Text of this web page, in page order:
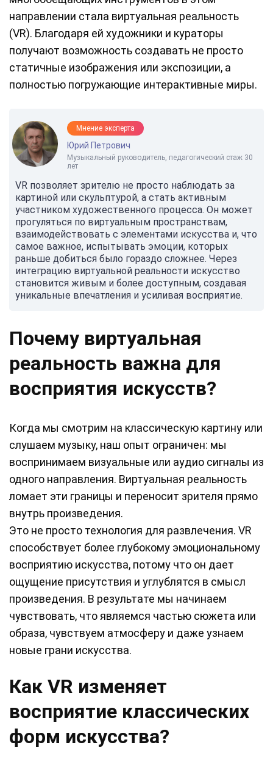
направлении стала виртуальная реальность
(VR). Благодаря ей художники и кураторы
получают возможность создавать не просто
статичные изображения или экспозиции, а
полностью погружающие интерактивные миры.
Мнение эксперта
Юрий Петрович
Музыкальный руководитель, педагогический стаж 30
лет
VR позволяет зрителю не просто наблюдать за
картиной или скульптурой, а стать активным
участником художественного процесса. Он может
прогуляться по виртуальным пространствам,
взаимодействовать с элементами искусства и, что
самое важное, испытывать эмоции, которых
раньше добиться было гораздо сложнее. Через
интеграцию виртуальной реальности искусство
становится живым и более доступным, создавая
уникальные впечатления и усиливая восприятие.
Почему виртуальная
реальность важна для
восприятия искусств?
Когда мы смотрим на классическую картину или
слушаем музыку, наш опыт ограничен: мы
воспринимаем визуальные или аудио сигналы из
одного направления. Виртуальная реальность
ломает эти границы и переносит зрителя прямо
внутрь произведения.
Это не просто технология для развлечения. VR
способствует более глубокому эмоциональному
восприятию искусства, потому что он дает
ощущение присутствия и углублятся в смысл
произведения. В результате мы начинаем
чувствовать, что являемся частью сюжета или
образа, чувствуем атмосферу и даже узнаем
новые грани искусства.
Как VR изменяет
восприятие классических
форм искусства?